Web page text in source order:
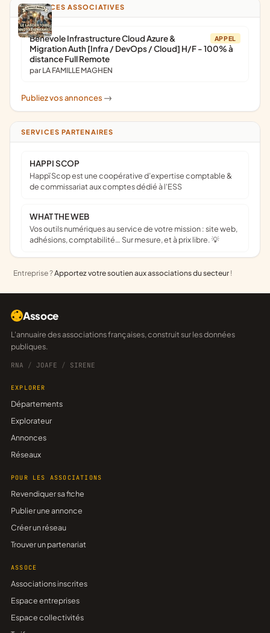
ANNONCES ASSOCIATIVES
APPEL
Bénévole Infrastructure Cloud Azure &
Migration Auth [Infra / DevOps / Cloud] H/F - 100% à
distance Full Remote
par LA FAMILLE MAGHEN
Publiez vos annonces ->
SERVICES PARTENAIRES
HAPPI SCOP
Happï Scop est une coopérative d’expertise comptable &
de commissariat aux comptes dédié à l'ESS
WHAT THE WEB
Vos outils numériques au service de votre mission : site web,
adhésions, comptabilité… Sur mesure, et à prix libre. 💡
Entreprise ?Apportez votre soutien aux associations du secteur !
Assoce
L'annuaire des associations françaises, construit sur les données
publiques.
RNA / JOAFE / SIRENE
EXPLORER
Départements
Explorateur
Annonces
Réseaux
POUR LES ASSOCIATIONS
Revendiquer sa fiche
Publier une annonce
Créer un réseau
Trouver un partenariat
ASSOCE
Associations inscrites
Espace entreprises
Espace collectivités